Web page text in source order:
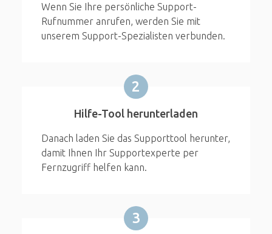
Wenn Sie Ihre persönliche Support-
Rufnummer anrufen, werden Sie mit
unserem Support-Spezialisten verbunden.
2
Hilfe-Tool herunterladen
Danach laden Sie das Supporttool herunter,
damit Ihnen Ihr Supportexperte per
Fernzugriff helfen kann.
3